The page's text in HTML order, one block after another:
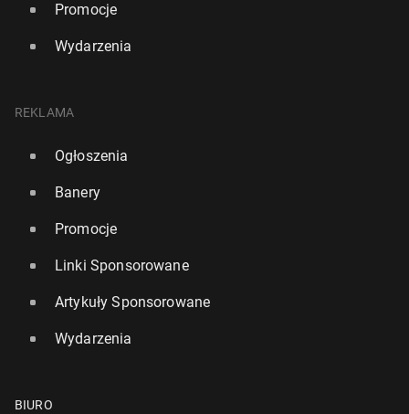
Promocje
Wydarzenia
REKLAMA
Ogłoszenia
Banery
Promocje
Linki Sponsorowane
Artykuły Sponsorowane
Wydarzenia
BIURO